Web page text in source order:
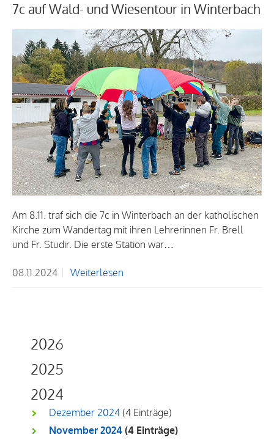
7c auf Wald- und Wiesentour in Winterbach
Am 8.11. traf sich die 7c in Winterbach an der katholischen
Kirche zum Wandertag mit ihren Lehrerinnen Fr. Brell
und Fr. Studir. Die erste Station war…
08.11.2024 Weiterlesen
2026
2025
2024
Dezember 2024 (4 Einträge)
November 2024 (4 Einträge)